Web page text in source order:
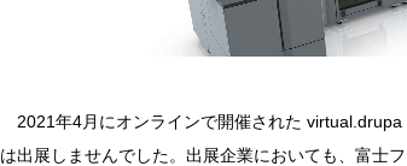
2021年4月にオンラインで開催された
は出展しませんでした。出展企業においても、富士